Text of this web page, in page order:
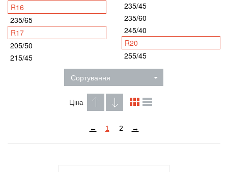
R16
235/65
R17
205/50
215/45
235/45
235/60
245/40
R20
255/45
Сортування
Ціна
← 1 2 →